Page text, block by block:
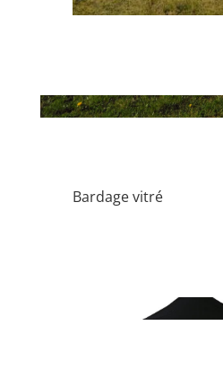
Bardage vitré